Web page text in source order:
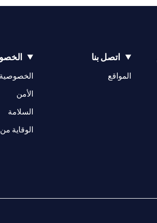
اتصل بنا
المواقعopens in a new tab الخصوصية
الأمن
السلامة
الوقاية